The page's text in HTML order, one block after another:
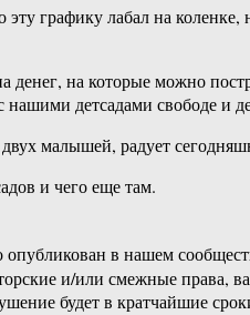
эту графику лабал на
денег, на которые можно
нашими детсадами свободе
малышей, радует
и чего еще там.
в нашем
и/или смежные права,
будет в кратчайшие